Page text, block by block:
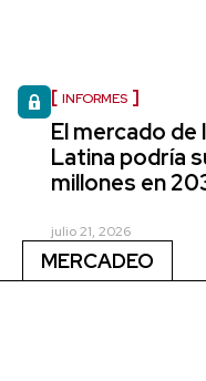
INFORMES
El mercado de
Latina podría
millones en
julio 21, 2026
MERCADEO